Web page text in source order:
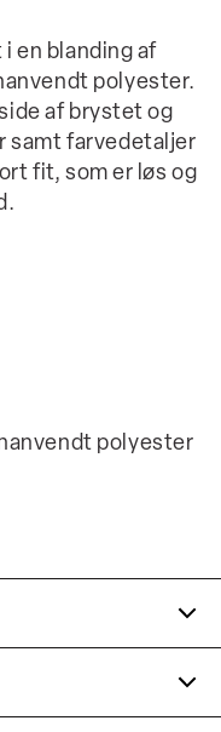
en blanding af
polyester.
af brystet og
samt farvedetaljer
fit, som er løs og
polyester